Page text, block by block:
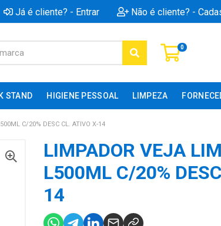
Já é cliente? - Entrar Não é cliente? -
0
STAND HIGIENE PESSOAL LIMPEZA
C/20% DESC CL. ATIVO X-14
LIMPADOR VEJA
L500ML C/20%
14